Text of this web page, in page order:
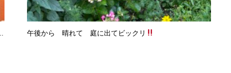
午後から 晴れて 庭に出てビックリ